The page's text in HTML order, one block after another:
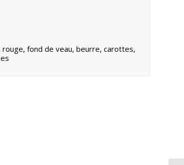
fond de veau, beurre, carottes,